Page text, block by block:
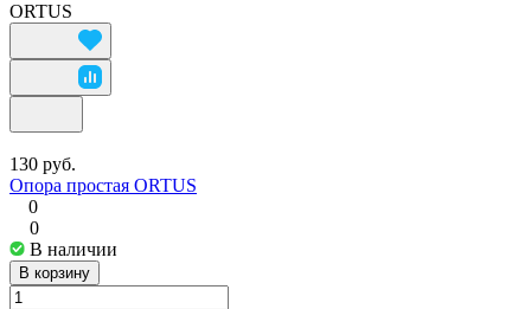
ORTUS
130 руб.
Опора простая ORTUS
0
0
В наличии
В корзину